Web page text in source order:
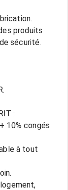
produits
sécurité.
:
10% congés
à tout